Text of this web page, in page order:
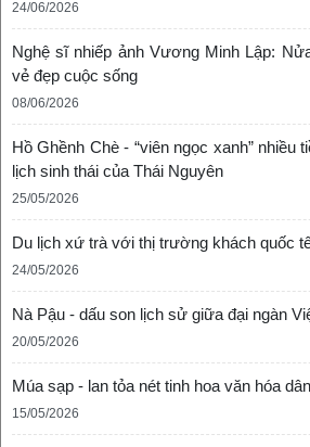
24/06/2026
Nghệ sĩ nhiếp ảnh Vương Minh Lập:
vẻ đẹp cuộc sống
08/06/2026
Hồ Ghềnh Chè - “viên ngọc xanh” nhiều
lịch sinh thái của Thái Nguyên
25/05/2026
Du lịch xứ trà với thị trường khách quốc
24/05/2026
Nà Pậu - dấu son lịch sử giữa đại ngàn
20/05/2026
Múa sạp - lan tỏa nét tinh hoa văn hóa
15/05/2026